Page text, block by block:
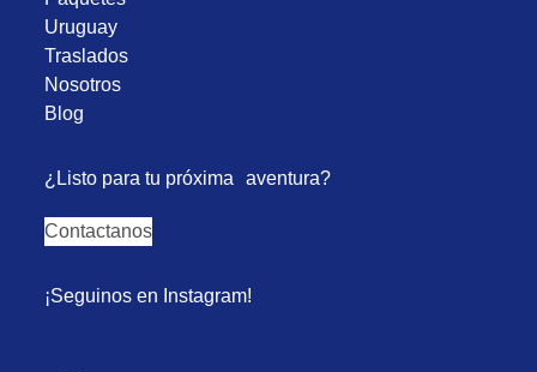
Uruguay
Traslados
Nosotros
Blog
¿Listo para tu próxima aventura?
Contactanos
¡Seguinos en Instagram!